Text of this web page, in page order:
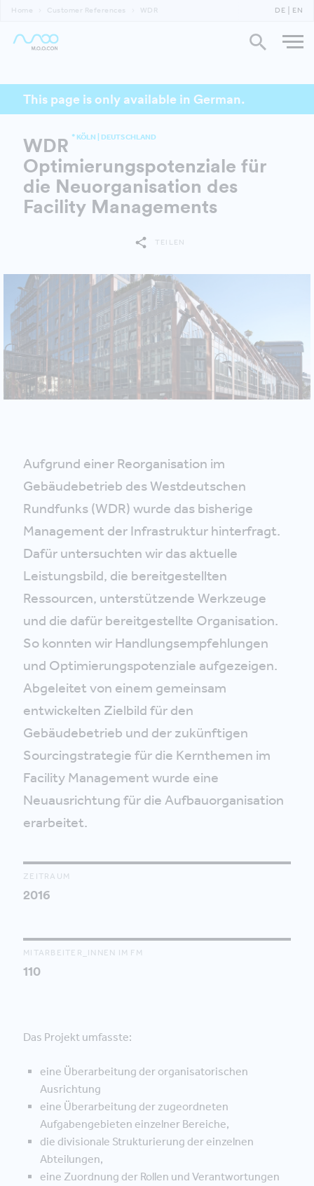
Home Customer References WDR DE EN
This page is only available in German.
WDR * KÖLN | DEUTSCHLAND
Optimierungspotenziale für
die Neuorganisation des
Facility Managements
TEILEN
Aufgrund einer Reorganisation im
Gebäudebetrieb des Westdeutschen
Rundfunks (WDR) wurde das bisherige
Management der Infrastruktur hinterfragt.
Dafür untersuchten wir das aktuelle
Leistungsbild, die bereitgestellten
Ressourcen, unterstützende Werkzeuge
und die dafür bereitgestellte Organisation.
So konnten wir Handlungsempfehlungen
und Optimierungspotenziale aufgezeigen.
Abgeleitet von einem gemeinsam
entwickelten Zielbild für den
Gebäudebetrieb und der zukünftigen
Sourcingstrategie für die Kernthemen im
Facility Management wurde eine
Neuausrichtung für die Aufbauorganisation
erarbeitet.
ZEITRAUM
2016
MITARBEITER_INNEN IM FM
110
Das Projekt umfasste:
eine Überarbeitung der organisatorischen
Ausrichtung
eine Überarbeitung der zugeordneten
Aufgabengebieten einzelner Bereiche,
die divisionale Strukturierung der einzelnen
Abteilungen,
eine Zuordnung der Rollen und Verantwortungen